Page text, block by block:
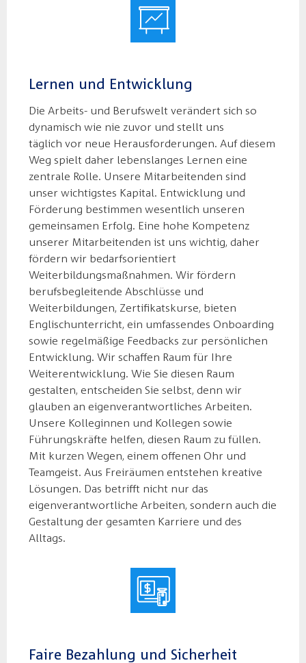
Lernen und Entwicklung
Die Arbeits- und Berufswelt verändert sich so
dynamisch wie nie zuvor und stellt uns
täglich vor neue Herausforderungen. Auf diesem
Weg spielt daher lebenslanges Lernen eine
zentrale Rolle. Unsere Mitarbeitenden sind
unser wichtigstes Kapital. Entwicklung und
Förderung bestimmen wesentlich unseren
gemeinsamen Erfolg. Eine hohe Kompetenz
unserer Mitarbeitenden ist uns wichtig, daher
fördern wir bedarfsorientiert
Weiterbildungsmaßnahmen. Wir fördern
berufsbegleitende Abschlüsse und
Weiterbildungen, Zertifikatskurse, bieten
Englischunterricht, ein umfassendes Onboarding
sowie regelmäßige Feedbacks zur persönlichen
Entwicklung. Wir schaffen Raum für Ihre
Weiterentwicklung. Wie Sie diesen Raum
gestalten, entscheiden Sie selbst, denn wir
glauben an eigenverantwortliches Arbeiten.
Unsere Kolleginnen und Kollegen sowie
Führungskräfte helfen, diesen Raum zu füllen.
Mit kurzen Wegen, einem offenen Ohr und
Teamgeist. Aus Freiräumen entstehen kreative
Lösungen. Das betrifft nicht nur das
eigenverantwortliche Arbeiten, sondern auch die
Gestaltung der gesamten Karriere und des
Alltags.
Faire Bezahlung und Sicherheit